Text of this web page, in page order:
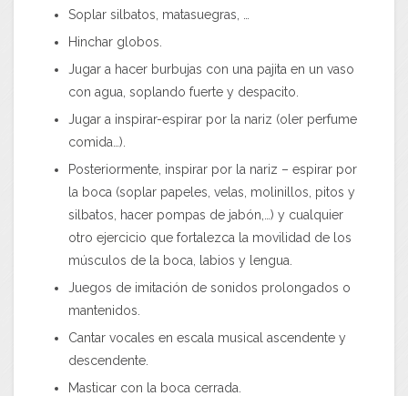
Soplar silbatos, matasuegras, …
Hinchar globos.
Jugar a hacer burbujas con una pajita en un vaso
con agua, soplando fuerte y despacito.
Jugar a inspirar-espirar por la nariz (oler perfume
comida…).
Posteriormente, inspirar por la nariz – espirar por
la boca (soplar papeles, velas, molinillos, pitos y
silbatos, hacer pompas de jabón,…) y cualquier
otro ejercicio que fortalezca la movilidad de los
músculos de la boca, labios y lengua.
Juegos de imitación de sonidos prolongados o
mantenidos.
Cantar vocales en escala musical ascendente y
descendente.
Masticar con la boca cerrada.